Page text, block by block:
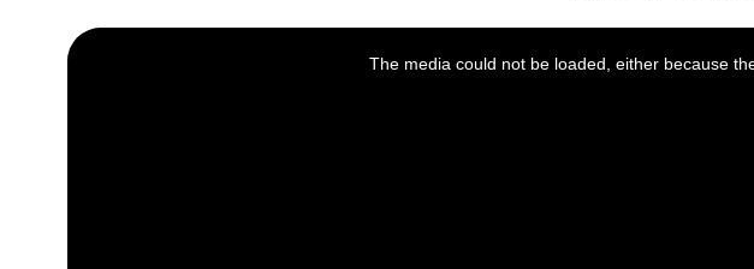
This
is
a
The media could not be loaded, either because